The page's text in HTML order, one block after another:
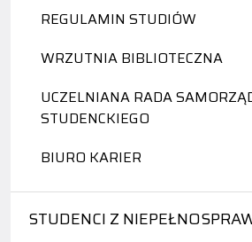
REGULAMIN STUDIÓW
WRZUTNIA BIBLIOTECZNA
UCZELNIANA RADA
STUDENCKIEGO
BIURO KARIER
STUDENCI Z